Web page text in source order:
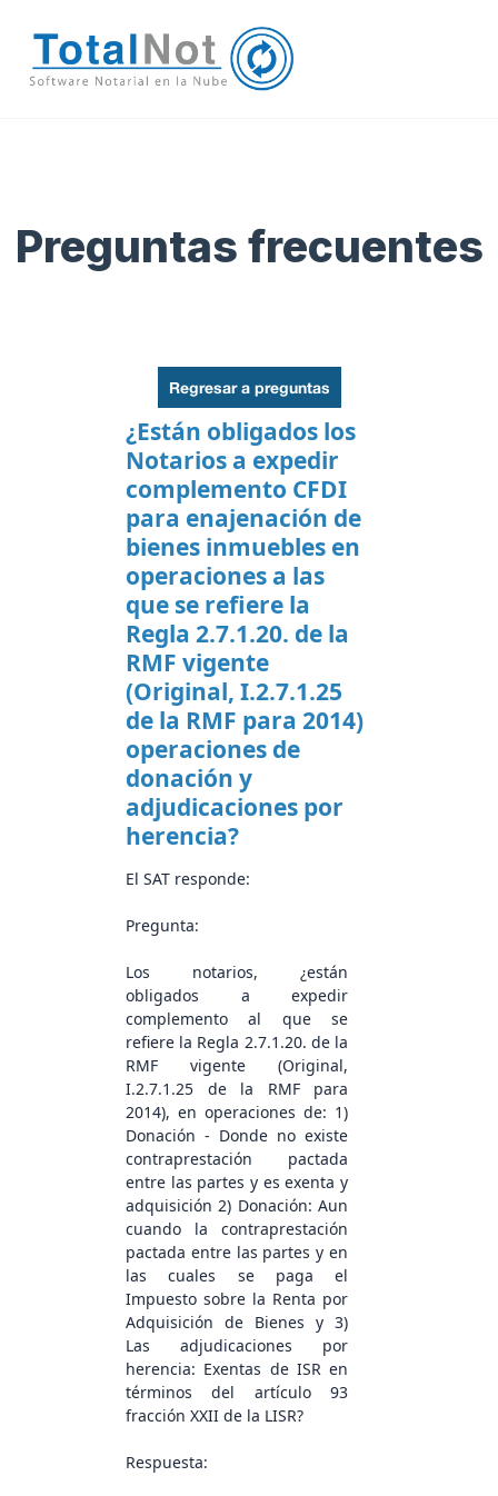
Preguntas frecuentes
Regresar a preguntas
¿Están obligados los
Notarios a expedir
complemento CFDI
para enajenación de
bienes inmuebles en
operaciones a las
que se refiere la
Regla 2.7.1.20. de la
RMF vigente
(Original, I.2.7.1.25
de la RMF para 2014)
operaciones de
donación y
adjudicaciones por
herencia?
El SAT responde:
Pregunta:
Los notarios, ¿están
obligados a expedir
complemento al que se
refiere la Regla 2.7.1.20. de la
RMF vigente (Original,
I.2.7.1.25 de la RMF para
2014), en operaciones de: 1)
Donación - Donde no existe
contraprestación pactada
entre las partes y es exenta y
adquisición 2) Donación: Aun
cuando la contraprestación
pactada entre las partes y en
las cuales se paga el
Impuesto sobre la Renta por
Adquisición de Bienes y 3)
Las adjudicaciones por
herencia: Exentas de ISR en
términos del artículo 93
fracción XXII de la LISR?
Respuesta: